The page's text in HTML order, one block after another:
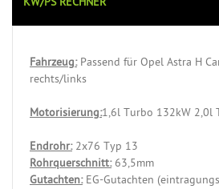
KW/PS RECHNER
Fahrzeug:Passend für Opel Astra H
rechts/links
Motorisierung:1,6l Turbo 132kW 2,0l
Endrohr:2x76 Typ 13
Rohrquerschnitt:63,5mm
Gutachten:EG-Gutachten